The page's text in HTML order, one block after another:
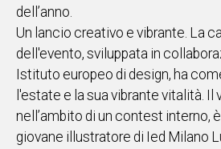
dell’anno.
Un lancio creativo e vibrante. La
dell'evento, sviluppata in
Istituto europeo di design, ha
l'estate e la sua vibrante vitalità.
nell’ambito di un contest interno,
giovane illustratore di Ied Milano